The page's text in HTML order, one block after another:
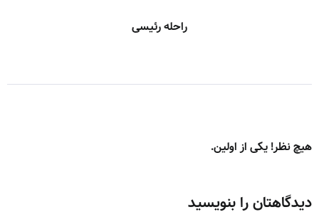
راحله رئیسی
هیچ نظر! یکی از اولین.
دیدگاهتان را بنویسید